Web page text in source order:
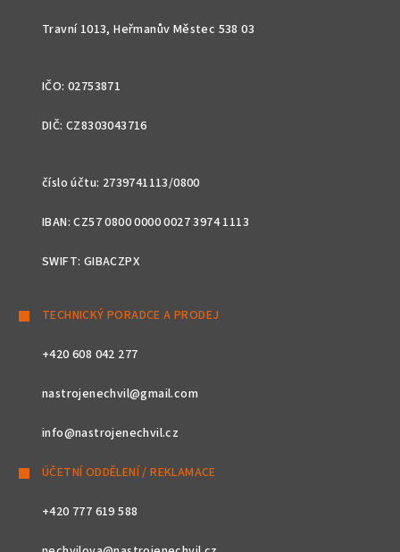
Travní 1013, Heřmanův Městec 538 03
IČO: 02753871
DIČ: CZ8303043716
číslo účtu: 2739741113/0800
IBAN: CZ57 0800 0000 0027 3974 1113
SWIFT: GIBACZPX
TECHNICKÝ PORADCE A PRODEJ
+420 608 042 277
nastrojenechvil@gmail.com
info@nastrojenechvil.cz
ÚČETNÍ ODDĚLENÍ / REKLAMACE
+420 777 619 588